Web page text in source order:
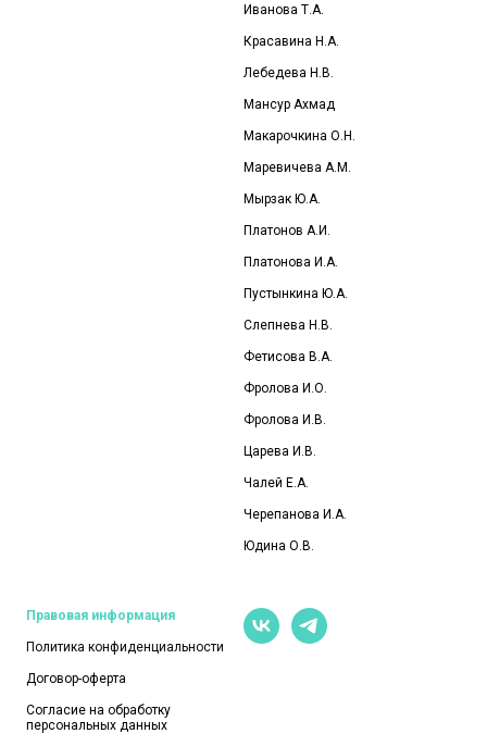
Иванова Т.А.
Красавина Н.А.
Лебедева Н.В.
Мансур Ахмад
Макарочкина О.Н.
Маревичева А.М.
Мырзак Ю.А.
Платонов А.И.
Платонова И.А.
Пустынкина Ю.А.
Слепнева Н.В.
Фетисова В.А.
Фролова И.О.
Фролова И.В.
Царева И.В.
Чалей Е.А.
Черепанова И.А.
Юдина О.В.
Правовая информация
Политика конфиденциальности
Договор-оферта
Согласие на обработку
персональных данных